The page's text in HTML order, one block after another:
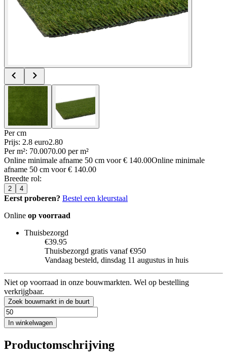
Per cm
Prijs: 2.8 euro2.80
Per m²: 70.0070.00 per m²
Online minimale afname 50 cm voor€ 140.00Online minimale
afname 50 cm voor€ 140.00
Breedte rol:
2 4
Eerst proberen? Bestel een kleurstaal
Online op voorraad
Thuisbezorgd
€39.95
Thuisbezorgd gratis vanaf €950
Vandaag besteld, dinsdag 11 augustus in huis
Niet op voorraad in onze bouwmarkten. Wel op bestelling
verkrijgbaar.
Zoek bouwmarkt in de buurt
In winkelwagen
Productomschrijving